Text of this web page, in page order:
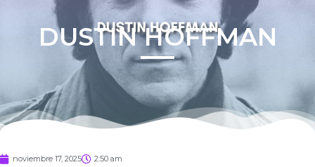
DUSTIN HOFFMAN
noviembre 17, 2025 2:50 am